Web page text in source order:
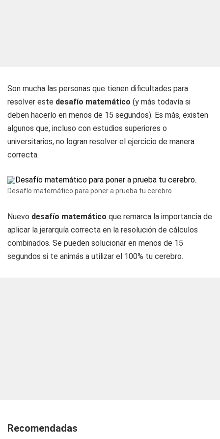
Son mucha las personas que tienen dificultades para
resolver este desafío matemático (y más todavía si
deben hacerlo en menos de 15 segundos). Es más, existen
algunos que, incluso con estudios superiores o
universitarios, no logran resolver el ejercicio de manera
correcta.
Desafío matemático para poner a prueba tu cerebro.
Nuevo desafío matemático que remarca la importancia de
aplicar la jerarquía correcta en la resolución de cálculos
combinados. Se pueden solucionar en menos de 15
segundos si te animás a utilizar el 100% tu cerebro.
Recomendadas